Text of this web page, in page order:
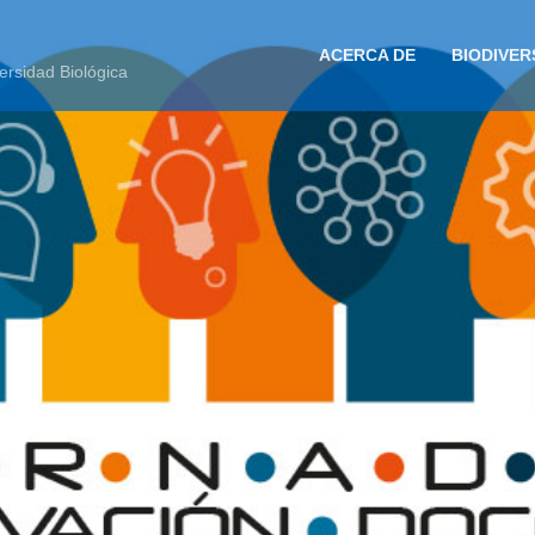
Biológica
ACERCA DE